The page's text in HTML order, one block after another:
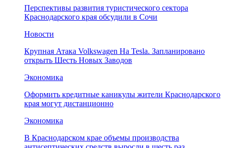
Перспективы развития туристического сектора
Краснодарского края обсудили в Сочи
Новости
Крупная Атака Volkswagen На Tesla. Запланировано
открыть Шесть Новых Заводов
Экономика
Оформить кредитные каникулы жители Краснодарского
края могут дистанционно
Экономика
В Краснодарском крае объемы производства